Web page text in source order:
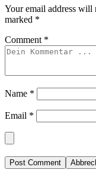
Your email address will
marked *
Comment *
Name *
Email *